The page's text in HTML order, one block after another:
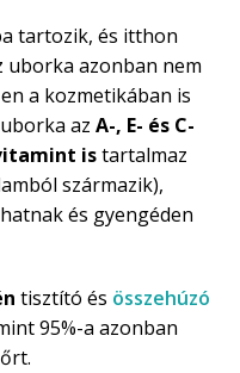
tartozik, és itthon
uborka azonban nem
a kozmetikában is
az A-, E- és C-
istartalmaz
származik),
és gyengéden
tisztító és összehúzó
95%-a azonban